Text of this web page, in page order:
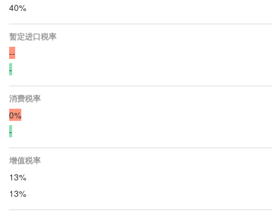
40%
暂定进口税率
--
-
消费税率
0%
-
增值税率
13%
13%